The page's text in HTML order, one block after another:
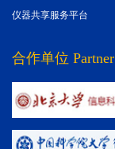
仪器共享服务平台
合作单位 Partner